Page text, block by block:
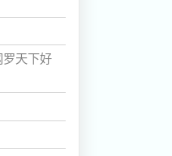
罗天下好